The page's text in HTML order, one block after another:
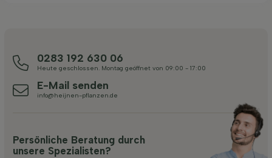
0283 192 630 06
Heute geschlossen. Montag geöffnet von 09:00 - 17:00
E-Mail senden
info@heijnen-pflanzen.de
Persönliche Beratung durch
unsere Spezialisten?